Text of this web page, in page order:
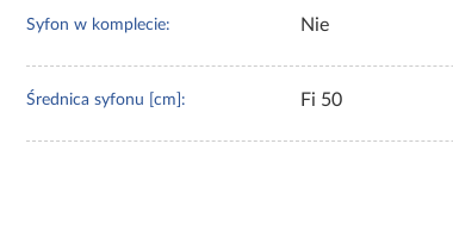
Syfon w komplecie: Nie
Średnica syfonu [cm]: Fi 50